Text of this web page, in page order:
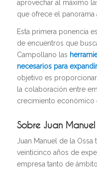
aprovechar al máximo
que ofrece el panorama
Esta primera ponencia
de encuentros que
Campollano las
necesarios para
objetivo es
la colaboración entre
crecimiento económico
Sobre Juan
Juan Manuel de la Ossa
veinticinco años de
empresa tanto de